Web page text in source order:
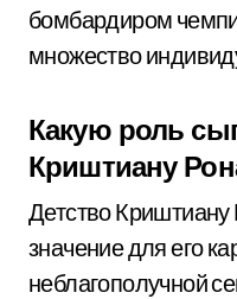
бомбардиром
множество
Какую роль
Криштиану
Детство
значение для его
неблагополучной